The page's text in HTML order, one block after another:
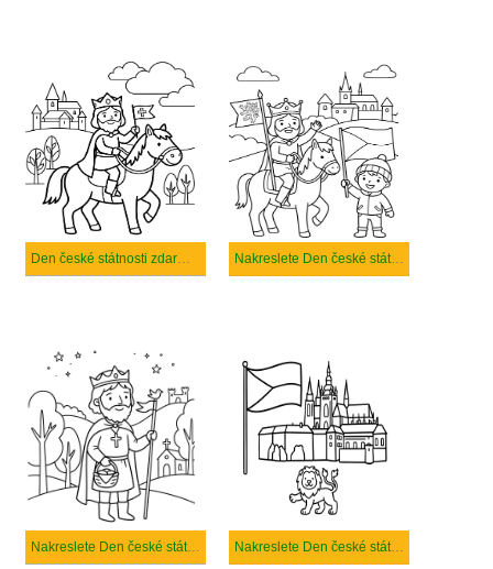
Den české státnosti zdarma snadný tisknutelné Nakreslete Den české státnosti tisknutelné
Nakreslete Den české státnosti zdarma prostý tisknutelné Nakreslete Den české státnosti zdarma pro děti